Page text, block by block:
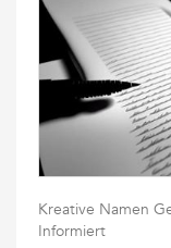
Kreative Namen
Informiert